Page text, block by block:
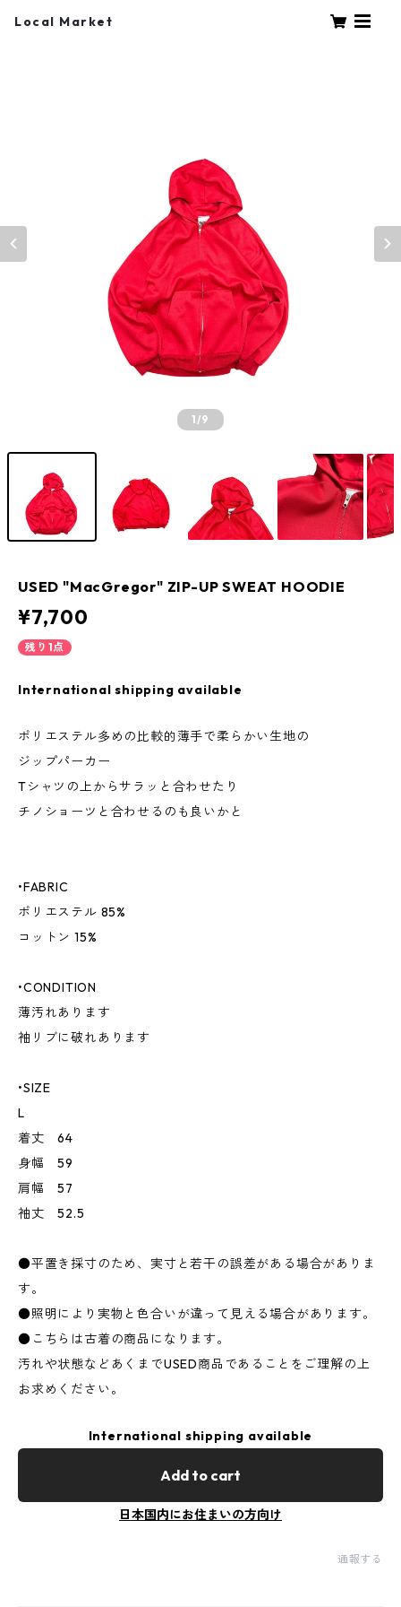
Local Market
1/9
USED "MacGregor" ZIP-UP SWEAT HOODIE
¥7,700
残り1点
International shipping available
ポリエステル多めの比較的薄手で柔らかい生地の
ジップパーカー
Tシャツの上からサラッと合わせたり
チノショーツと合わせるのも良いかと
•FABRIC
ポリエステル 85%
コットン 15%
•CONDITION
薄汚れあります
袖リブに破れあります
•SIZE
L
着丈 64
身幅 59
肩幅 57
袖丈 52.5
●平置き採寸のため、実寸と若干の誤差がある場合がありま
す。
●照明により実物と色合いが違って見える場合があります。
●こちらは古着の商品になります。
汚れや状態などあくまでUSED商品であることをご理解の上
お求めください。
International shipping available
Add to cart
日本国内にお住まいの方向け
通報する